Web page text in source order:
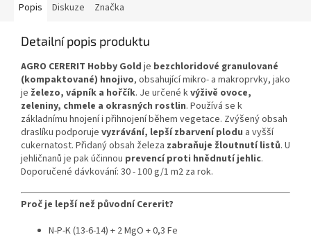
Popis Diskuze Značka
Detailní popis produktu
AGRO CERERIT Hobby Gold je bezchloridové granulované
(kompaktované) hnojivo, obsahující mikro- a makroprvky, jako
je železo, vápník a hořčík. Je určené kvýživě ovoce,
zeleniny, chmele a okrasných rostlin. Používá se k
základnímu hnojení i přihnojení během vegetace. Zvýšený obsah
draslíku podporuje vyzrávání, lepší zbarvení plodu a vyšší
cukernatost. Přidaný obsah železa zabraňuje žloutnutí listů. U
jehličnanů je pak účinnou prevencí proti hnědnutí jehlic.
Doporučené dávkování: 30 - 100 g/1 m2 za rok.
Proč je lepší než původní Cererit?
N-P-K (13-6-14) + 2 MgO + 0,3 Fe